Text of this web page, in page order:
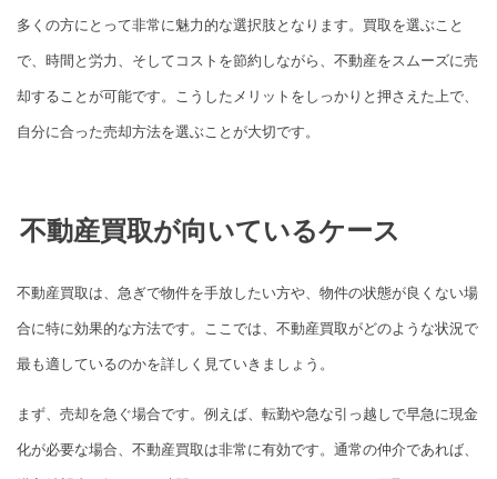
多くの方にとって非常に魅力的な選択肢となります。買取を選ぶこと
で、時間と労力、そしてコストを節約しながら、不動産をスムーズに売
却することが可能です。こうしたメリットをしっかりと押さえた上で、
自分に合った売却方法を選ぶことが大切です。
不動産買取が向いているケース
不動産買取は、急ぎで物件を手放したい方や、物件の状態が良くない場
合に特に効果的な方法です。ここでは、不動産買取がどのような状況で
最も適しているのかを詳しく見ていきましょう。
まず、売却を急ぐ場合です。例えば、転勤や急な引っ越しで早急に現金
化が必要な場合、不動産買取は非常に有効です。通常の仲介であれば、